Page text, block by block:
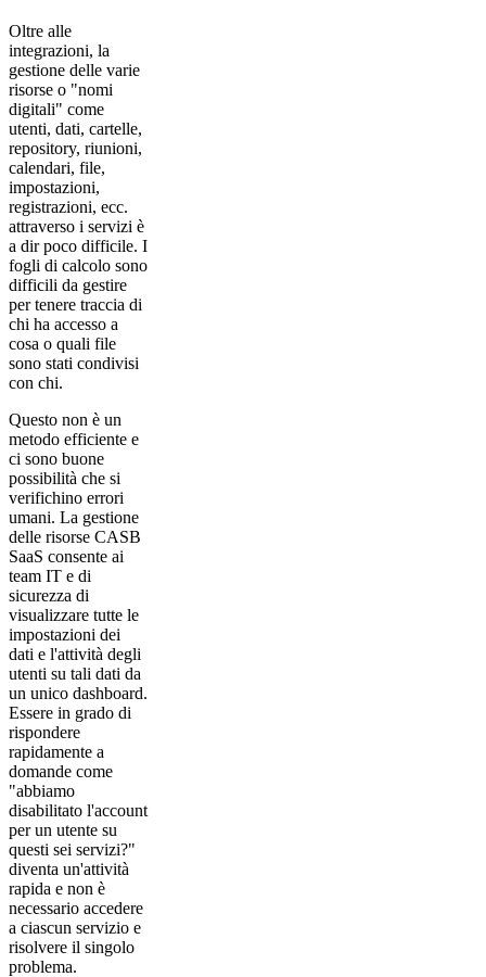
Oltre alle
integrazioni, la
gestione delle varie
risorse o "nomi
digitali" come
utenti, dati, cartelle,
repository, riunioni,
calendari, file,
impostazioni,
registrazioni, ecc.
attraverso i servizi è
a dir poco difficile. I
fogli di calcolo sono
difficili da gestire
per tenere traccia di
chi ha accesso a
cosa o quali file
sono stati condivisi
con chi.
Questo non è un
metodo efficiente e
ci sono buone
possibilità che si
verifichino errori
umani. La gestione
delle risorse CASB
SaaS consente ai
team IT e di
sicurezza di
visualizzare tutte le
impostazioni dei
dati e l'attività degli
utenti su tali dati da
un unico dashboard.
Essere in grado di
rispondere
rapidamente a
domande come
"abbiamo
disabilitato l'account
per un utente su
questi sei servizi?"
diventa un'attività
rapida e non è
necessario accedere
a ciascun servizio e
risolvere il singolo
problema.